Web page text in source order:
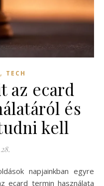
, TECH
az ecard
és
kell
ecard termin használata